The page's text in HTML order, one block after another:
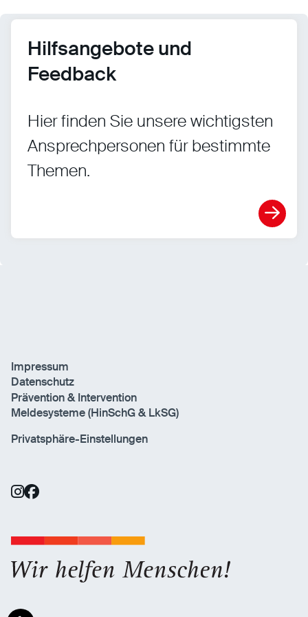
Hilfsangebote und
Feedback
Hier finden Sie unsere wichtigsten
Ansprechpersonen für bestimmte
Themen.
Impressum
Datenschutz
Prävention & Intervention
Meldesysteme (HinSchG & LkSG)
Privatsphäre-Einstellungen